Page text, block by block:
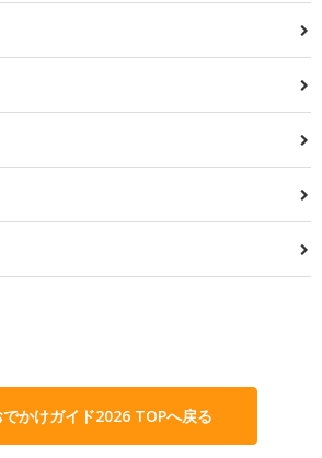
かけガイド2026 TOPへ戻る